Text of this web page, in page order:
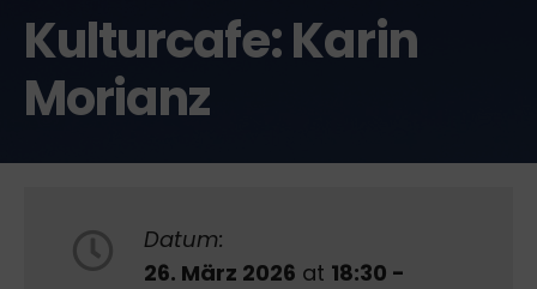
Kulturcafe: Karin
Morianz
Datum:
26. März 2026 at 18:30 -